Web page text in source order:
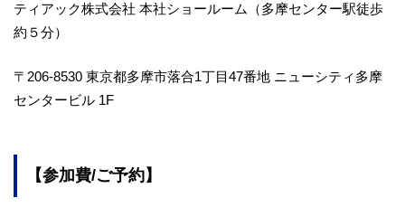
ティアック株式会社 本社ショールーム（多摩センター駅徒歩
約５分）
〒206-8530 東京都多摩市落合1丁目47番地 ニューシティ多摩
センタービル 1F
【参加費/ご予約】